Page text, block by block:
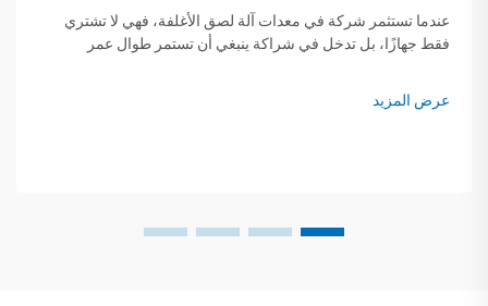
عندما تستثمر شركة في معدات آلة لصق الأغلفة، فهي لا تشتري
فقط جهازًا، بل تدخل في شراكة ينبغي أن تستمر طوال عمر
عرض المزيد